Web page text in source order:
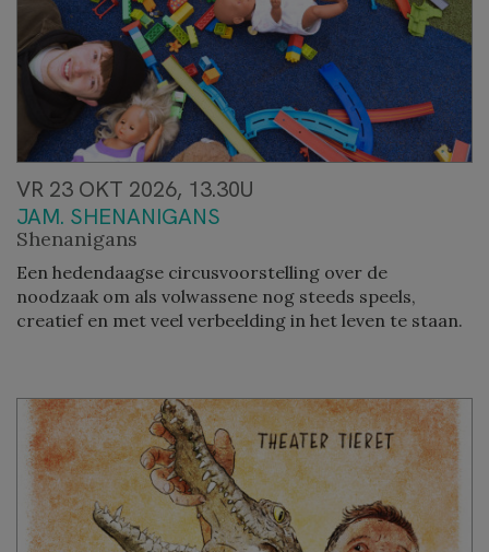
VR 23 OKT 2026, 13.30U
JAM. SHENANIGANS
Shenanigans
Een hedendaagse circusvoorstelling over de
noodzaak om als volwassene nog steeds speels,
creatief en met veel verbeelding in het leven te staan.